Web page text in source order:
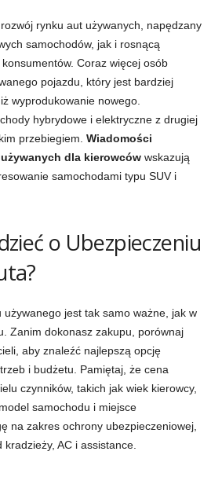
rynku aut używanych, napędzany
samochodów, jak i rosnącą
Coraz więcej osób
pojazdu, który jest bardziej
wyprodukowanie nowego.
hybrydowe i elektryczne z drugiej
przebiegiem. Wiadomości
dla kierowców wskazują
samochodami typu SUV i
o Ubezpieczeniu
jest tak samo ważne, jak w
Zanim dokonasz zakupu, porównaj
aby znaleźć najlepszą opcję
i budżetu. Pamiętaj, że cena
czynników, takich jak wiek kierowcy,
samochodu i miejsce
na zakres ochrony ubezpieczeniowej,
AC i assistance.